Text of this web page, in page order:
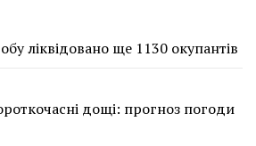
ліквідовано ще 1130 окупантів
дощі: прогноз погоди